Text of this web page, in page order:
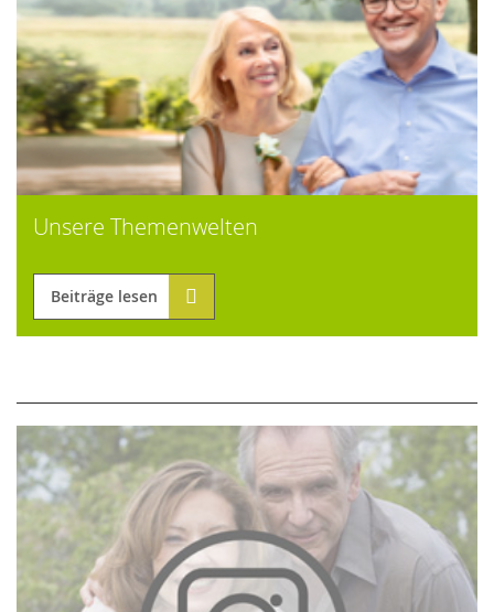
Unsere Themenwelten
Beiträge lesen